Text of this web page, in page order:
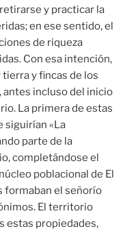
y practicar la
en ese sentido, el
de riqueza
Con esa intención,
y fincas de los
incluso del inicio
La primera de estas
siguirían «La
parte de la
completándose el
poblacional de El
formaban el señorío
El territorio
estas propiedades,